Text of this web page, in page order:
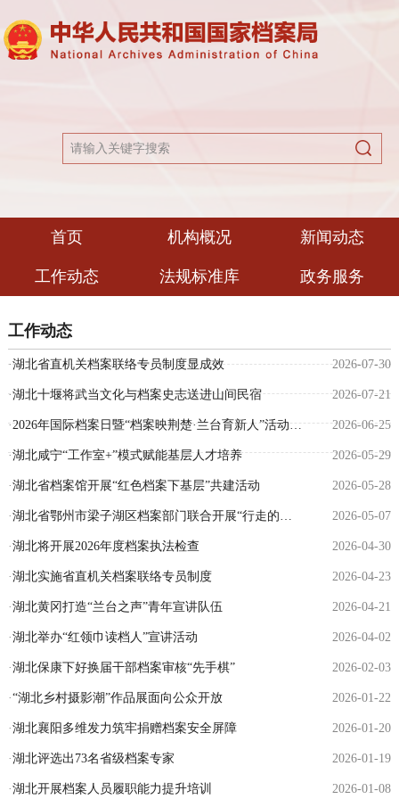
首页 机构概况 新闻动态
工作动态 法规标准库 政务服务
工作动态
2026-07-30
·湖北省直机关档案联络专员制度显成效
2026-07-21
·湖北十堰将武当文化与档案史志送进山间民宿
2026-06-25
· 2026年国际档案日暨“档案映荆楚·兰台育新人”活动在湖北大学举行
2026-05-29
·湖北咸宁“工作室+”模式赋能基层人才培养
2026-05-28
·湖北省档案馆开展“红色档案下基层”共建活动
2026-05-07
·
2026-04-30
·湖北将开展2026年度档案执法检查
2026-04-23
·湖北实施省直机关档案联络专员制度
2026-04-21
·湖北黄冈打造“兰台之声”青年宣讲队伍
2026-04-02
·湖北举办“红领巾读档人”宣讲活动
2026-02-03
·湖北保康下好换届干部档案审核“先手棋”
2026-01-22
·“湖北乡村摄影潮”作品展面向公众开放
2026-01-20
·湖北襄阳多维发力筑牢捐赠档案安全屏障
2026-01-19
·湖北评选出73名省级档案专家
2026-01-08
·湖北开展档案人员履职能力提升培训